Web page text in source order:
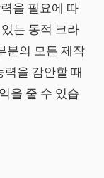
을 필요에 따
는 동적 크라
분의 모든 제작
을 감안할 때
을 줄 수 있습